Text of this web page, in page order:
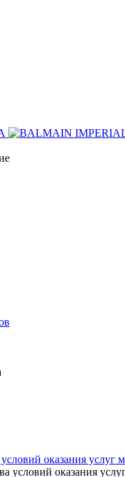
оказания